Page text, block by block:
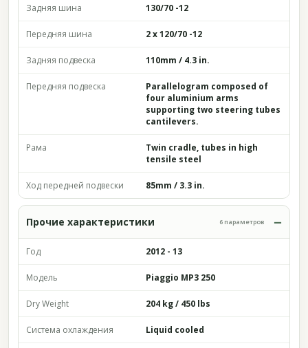
Задняя шина 130/70 -12
Передняя шина 2 x 120/70 -12
Задняя подвеска 110mm / 4.3 in.
Передняя подвеска
Parallelogram composed of
four aluminium arms
supporting two steering tubes
cantilevers.
Рама
Twin cradle, tubes in high
tensile steel
Ход передней подвески 85mm / 3.3 in.
Прочие характеристики 6 параметров
Год 2012 - 13
Модель Piaggio MP3 250
Dry Weight 204 kg / 450 lbs
Система охлаждения Liquid cooled